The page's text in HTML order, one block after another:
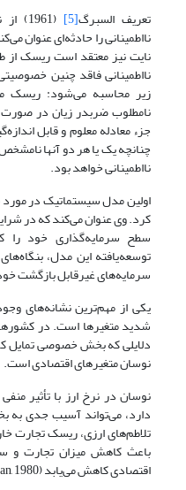
تعریف السبرگ[5]
نااطمینانی را حادثه‌ای عنوان
نایت نیز معتقد است ریسک از
نااطمینانی فاقد چنین
زیر محاسبه می‌شود: ریسک
نامطلوب ضربدر زیان در
جزء معادله معلوم و قابل
چنانچه یک یا هر دو آنها
نااطمینانی خواهد بود.
اولین مدل سیستماتیک در مورد
کرد. وی عنوان می‌کند که در
سطح سرمایه‌گذاری خود
توسعه‌یافته این مدل،
سرمایه‌های غیرقابل بازگشت
یکی از مهم‌ترین نشانه‌های
شدید متغیرها است. در
دلایلی که بخش خصوصی تمایل
نوسان متغیرهای اقتصادی است.
نوسان در نرخ ارز با تأثیر
دارد، می‌تواند آسیب جدی به
تلاطم‌های ارزی، ریسک تجارت
باعث کاهش میزان تجارت و
اقتصادی کاهش می‌یابد (Cukierman, 1980).